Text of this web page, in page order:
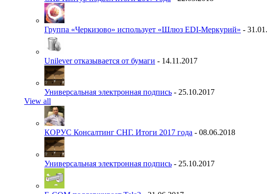
Группа «Черкизово» использует «Шлюз EDI-Меркурий» -
Unilever отказывается от бумаги - 14.11.2017
Универсальная электронная подпись - 25.10.2017
View all
КОРУС Консалтинг СНГ. Итоги 2017 года - 08.06.2018
Универсальная электронная подпись - 25.10.2017